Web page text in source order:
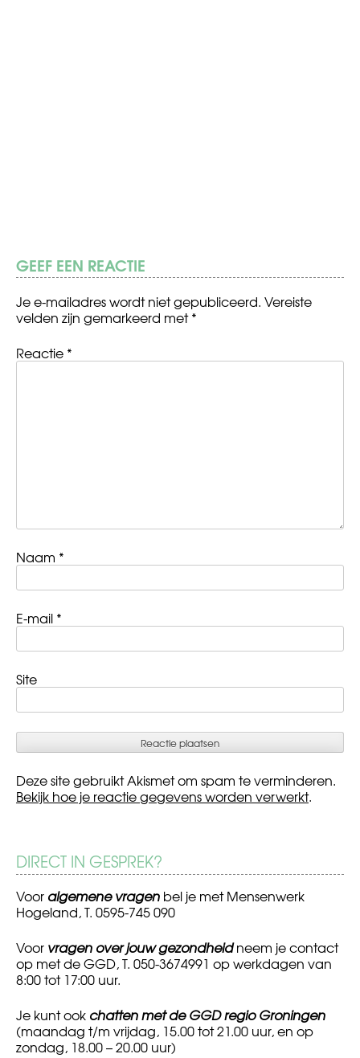
GEEF EEN REACTIE
Je e-mailadres wordt niet gepubliceerd. Vereiste
velden zijn gemarkeerd met*
Reactie *
Naam *
E-mail *
Site
Deze site gebruikt Akismet om spam te verminderen.
Bekijk hoe je reactie gegevens worden verwerkt.
DIRECT IN GESPREK?
Voor algemene vragen bel je met Mensenwerk
Hogeland, T. 0595-745 090
Voor vragen over jouw gezondheidneem je contact
op met de GGD, T. 050-3674991 op werkdagen van
8:00 tot 17:00 uur.
Je kunt ook chatten met de GGD regio Groningen
(maandag t/m vrijdag, 15.00 tot 21.00 uur, en op
zondag, 18.00 – 20.00 uur)